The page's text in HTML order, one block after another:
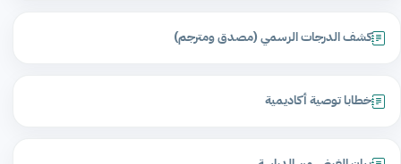
كشف الدرجات الرسمي (مصدق ومترجم)
خطابا توصية أكاديمية